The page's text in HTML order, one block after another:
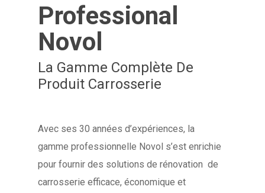
Professional
Novol
La Gamme Complète De
Produit Carrosserie
Avec ses 30 années d’expériences, la
gamme professionnelle Novol s’est enrichie
pour fournir des solutions de rénovation de
carrosserie efficace, économique et